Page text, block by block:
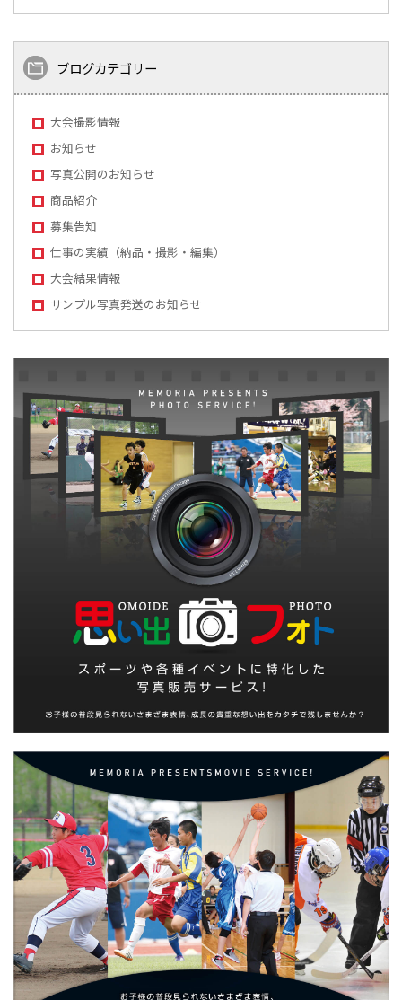
ブログカテゴリー
大会撮影情報
お知らせ
写真公開のお知らせ
商品紹介
募集告知
仕事の実績（納品・撮影・編集）
大会結果情報
サンプル写真発送のお知らせ